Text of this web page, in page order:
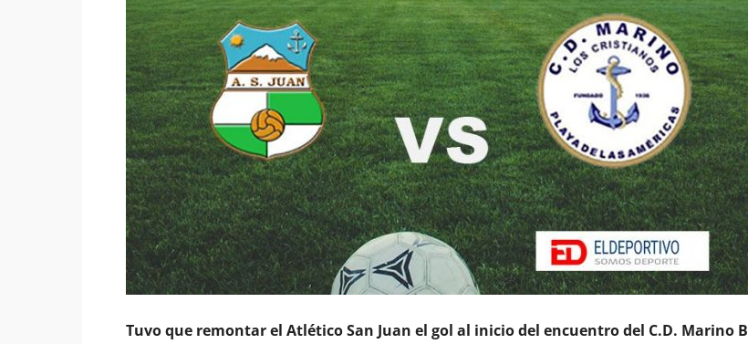
Tuvo que remontar el Atlético San Juan el gol al inicio del encuentro del C.D. Marino B